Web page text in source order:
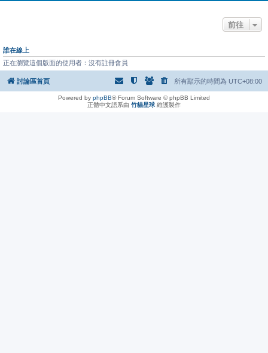
前往
誰在線上
正在瀏覽這個版面的使用者：沒有註冊會員
討論區首頁 所有顯示的時間為 UTC+08:00
Powered by phpBB® Forum Software © phpBB Limited
正體中文語系由 竹貓星球 維護製作